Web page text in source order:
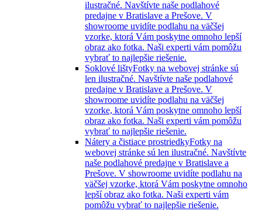
ilustračné. Navštívte naše podlahové
predajne v Bratislave a Prešove. V
showroome uvidíte podlahu na väčšej
vzorke, ktorá Vám poskytne omnoho lepší
obraz ako fotka. Naši experti vám pomôžu
vybrať to najlepšie riešenie.
Soklové lištyFotky na webovej stránke sú
len ilustračné. Navštívte naše podlahové
predajne v Bratislave a Prešove. V
showroome uvidíte podlahu na väčšej
vzorke, ktorá Vám poskytne omnoho lepší
obraz ako fotka. Naši experti vám pomôžu
vybrať to najlepšie riešenie.
Nátery a čistiace prostriedkyFotky na
webovej stránke sú len ilustračné. Navštívte
naše podlahové predajne v Bratislave a
Prešove. V showroome uvidíte podlahu na
väčšej vzorke, ktorá Vám poskytne omnoho
lepší obraz ako fotka. Naši experti vám
pomôžu vybrať to najlepšie riešenie.